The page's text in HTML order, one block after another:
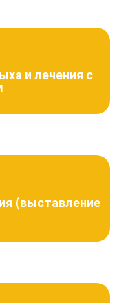
и лечения с
(выставление